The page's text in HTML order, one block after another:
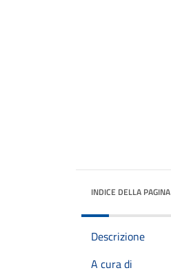
INDICE DELLA PAGINA
Descrizione
A cura di